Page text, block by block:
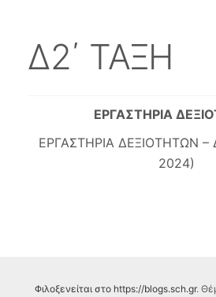
Δ2΄ ΤΑΞΗ
ΕΡΓΑΣΤΗΡΙΑ
ΕΡΓΑΣΤΗΡΙΑ ΔΕΞΙΟΤΗΤΩΝ –
2024)
Φιλοξενείται στο https://blogs.sch.gr.